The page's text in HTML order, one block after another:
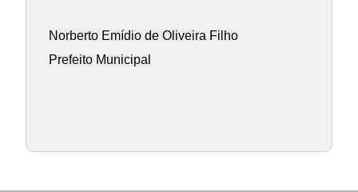
Norberto Emídio de Oliveira Filho
Prefeito Municipal